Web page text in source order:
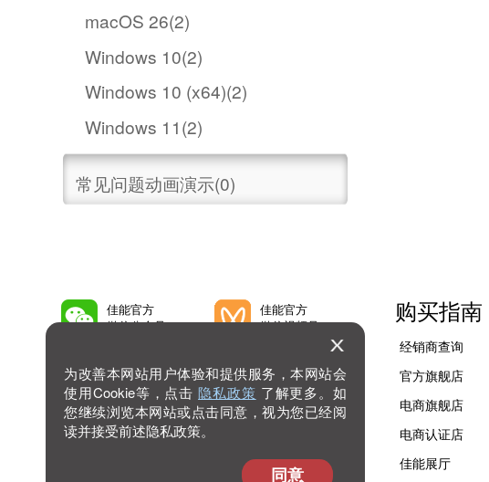
为改善本网站用户体验和提供服务，本网站会
使用Cookie等，点击 隐私政策 了解更多。如
您继续浏览本网站或点击同意，视为您已经阅
读并接受前述隐私政策。
同意
macOS 26(2)
Windows 10(2)
Windows 10 (x64)(2)
Windows 11(2)
常见问题动画演示(0)
佳能官方
微信公众号
佳能官方
微信视频号
佳能官方
微博号
佳能官方
抖音号
佳能官方
购买指南
经销商查询
官方旗舰店
电商旗舰店
电商认证店
佳能展厅